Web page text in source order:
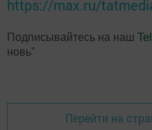
https://max.ru/
Подписывайтесь на наш
новь"
Перейти на